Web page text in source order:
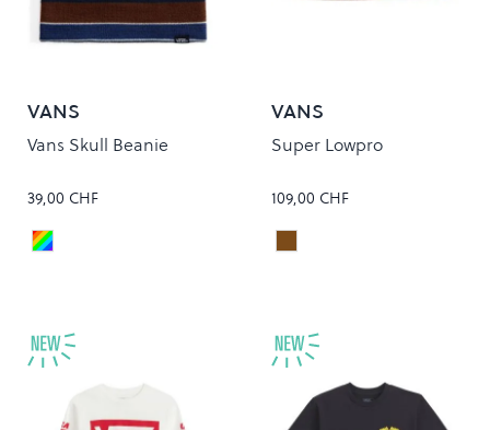
VANS
Vans Skull Beanie
39,00 CHF
Colour
POTTING SOIL
VANS
Super Lowpro
109,00 CHF
Colour
PORT BROWN